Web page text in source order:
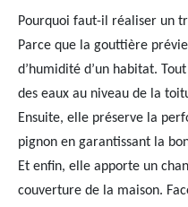
Pourquoi faut-il réaliser un
Parce que la gouttière
d’humidité d’un habitat.
des eaux au niveau de la
Ensuite, elle préserve la
pignon en garantissant la
Et enfin, elle apporte un
couverture de la maison.